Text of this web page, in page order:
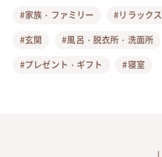
#家族・ファミリー
#リラックス
#玄関
#風呂・脱衣所・洗面所
#プレゼント・ギフト
#寝室